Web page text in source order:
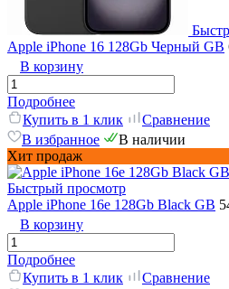
Apple iPhone 16 128Gb Черный GB
В корзину
Подробнее
Купить в 1 клик
Сравнение
В избранное
В наличии
Хит продаж
Быстрый просмотр
Apple iPhone 16e 128Gb Black GB
В корзину
Подробнее
Купить в 1 клик
Сравнение